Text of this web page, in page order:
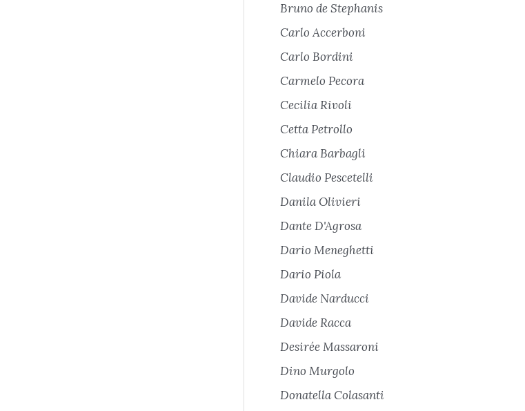
Bruno de Stephanis
Carlo Accerboni
Carlo Bordini
Carmelo Pecora
Cecilia Rivoli
Cetta Petrollo
Chiara Barbagli
Claudio Pescetelli
Danila Olivieri
Dante D'Agrosa
Dario Meneghetti
Dario Piola
Davide Narducci
Davide Racca
Desirée Massaroni
Dino Murgolo
Donatella Colasanti